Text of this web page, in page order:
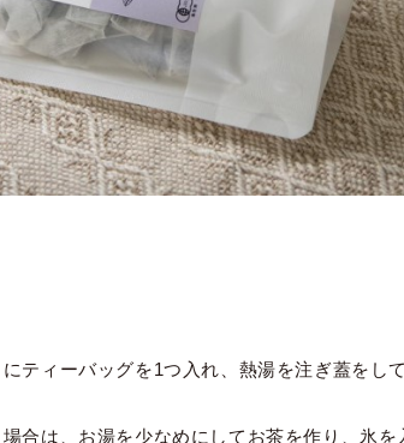
ティーバッグを1つ入れ、熱湯を注ぎ蓋をし
合は、お湯を少なめにしてお茶を作り、氷を